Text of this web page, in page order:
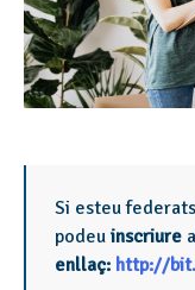
Si esteu
podeu inscriure
enllaç: http://